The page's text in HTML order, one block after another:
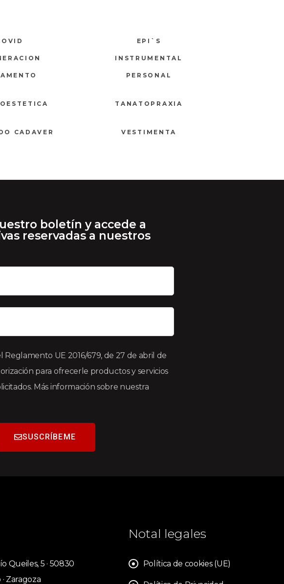
EPI`S
INSTRUMENTAL
PERSONAL
TANATOPRAXIA
CADAVER VESTIMENTA
boletín y accede a
reservadas a nuestros
UE 2016/679, de 27 de abril de
para ofrecerle productos y servicios
Más información sobre nuestra
SUSCRÍBEME
Queiles, 5 · 50830
Zaragoza
Notal legales
Política de cookies (UE)